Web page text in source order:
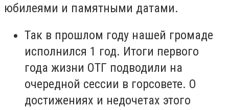
юбилеями и памятными датами.
Так в прошлом году нашей громаде
исполнился 1 год. Итоги первого
года жизни ОТГ подводили на
очередной сессии в горсовете. О
достижениях и недочетах этого